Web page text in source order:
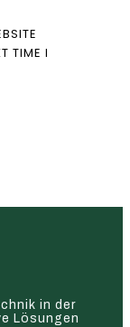
TIME I
in der
Lösungen